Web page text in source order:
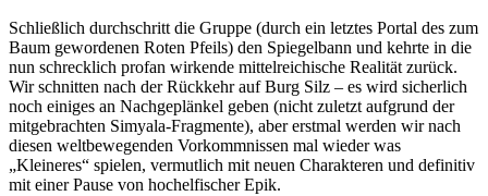
Schließlich durchschritt die Gruppe (durch ein letztes Portal des zum
Baum gewordenen Roten Pfeils) den Spiegelbann und kehrte in die
nun schrecklich profan wirkende mittelreichische Realität zurück.
Wir schnitten nach der Rückkehr auf Burg Silz – es wird sicherlich
noch einiges an Nachgeplänkel geben (nicht zuletzt aufgrund der
mitgebrachten Simyala-Fragmente), aber erstmal werden wir nach
diesen weltbewegenden Vorkommnissen mal wieder was
„Kleineres“ spielen, vermutlich mit neuen Charakteren und definitiv
mit einer Pause von hochelfischer Epik.